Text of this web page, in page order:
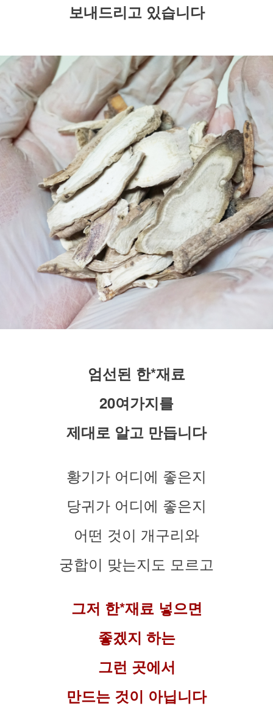
보내드리고 있습니다
엄선된 한*재료
20여가지를
제대로 알고 만듭니다
황기가 어디에 좋은지
당귀가 어디에 좋은지
어떤 것이 개구리와
궁합이 맞는지도 모르고
그저 한*재료 넣으면
좋겠지 하는
그런 곳에서
만드는 것이 아닙니다